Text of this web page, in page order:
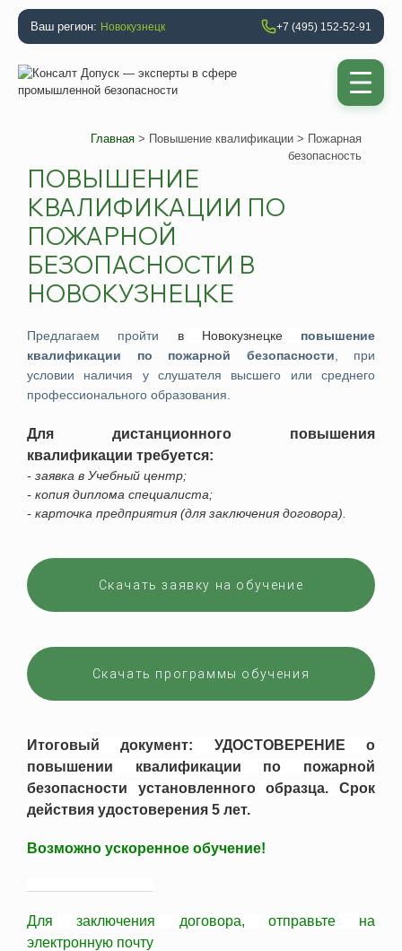
Ваш регион: Новокузнецк +7 (495) 152-52-91
Главная > Повышение квалификации > Пожарная
безопасность
ПОВЫШЕНИЕ
КВАЛИФИКАЦИИ ПО
ПОЖАРНОЙ
БЕЗОПАСНОСТИ В
НОВОКУЗНЕЦКЕ
Предлагаем пройти в Новокузнецке повышение
квалификации по пожарной безопасности , при
условии наличия у слушателя высшего или среднего
профессионального образования.
Для дистанционного повышения
квалификации требуется:
- заявка в Учебный центр;
- копия диплома специалиста;
- карточка предприятия (для заключения договора).
Скачать заявку на обучение
Скачать программы обучения
Итоговый документ: УДОСТОВЕРЕНИЕ о
повышении квалификации по пожарной
безопасности установленного образца. Срок
действия удостоверения 5 лет.
Возможно ускоренное обучение!
Для заключения договора, отправьте на
электронную почту